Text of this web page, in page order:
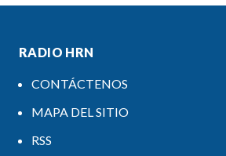
RADIO HRN
CONTÁCTENOS
MAPA DEL SITIO
RSS